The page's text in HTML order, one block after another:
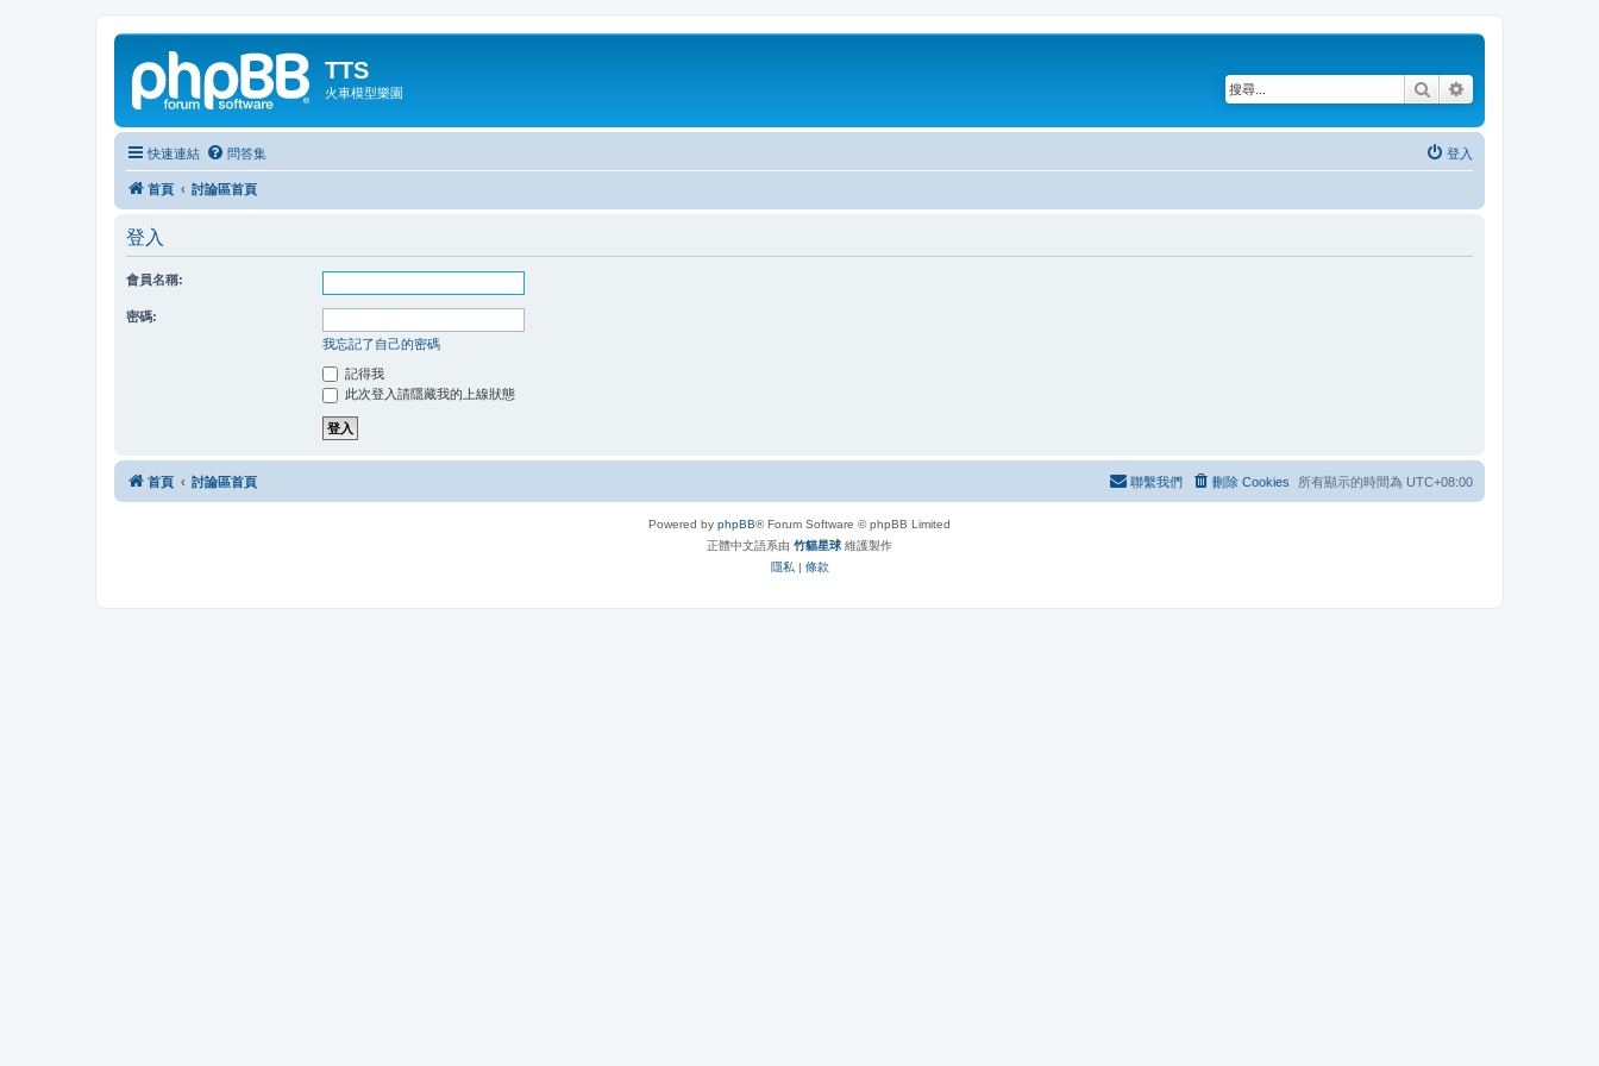
TTS
火車模型樂園 搜尋
快速連結 問答集 登入
首頁 討論區首頁
登入
會員名稱:
密碼:
我忘記了自己的密碼
記得我
此次登入請隱藏我的上線狀態
首頁 討論區首頁 所有顯示的時間為 UTC+08:00
刪除 Cookies
聯繫我們
Powered by phpBB® Forum Software © phpBB Limited
正體中文語系由 竹貓星球 維護製作
隱私 | 條款